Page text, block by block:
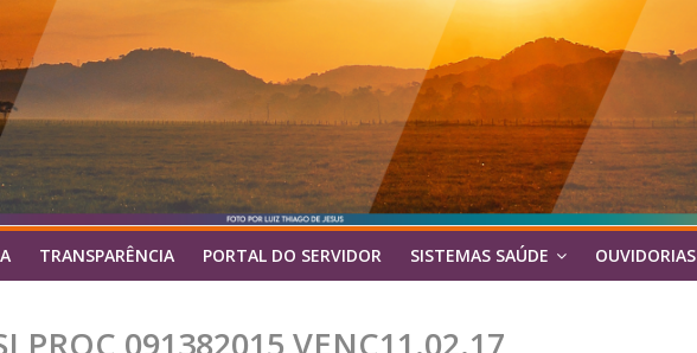
TRANSPARÊNCIA PORTAL DO SERVIDOR SISTEMAS SAÚDE OUVIDORIAS
PROC 091382015 VENC11.02.17